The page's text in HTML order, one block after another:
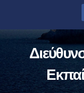
περιεχόμενο